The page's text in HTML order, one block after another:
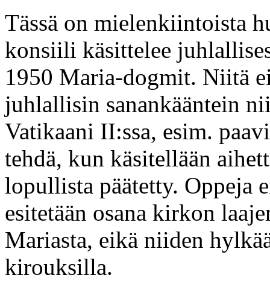
Tässä on mielenkiintoista
konsiili käsittelee
1950 Maria-dogmit. Niitä
juhlallisin sanankääntein
Vatikaani II:ssa, esim.
tehdä, kun käsitellään
lopullista päätetty. Oppeja
esitetään osana kirkon
Mariasta, eikä niiden
kirouksilla.